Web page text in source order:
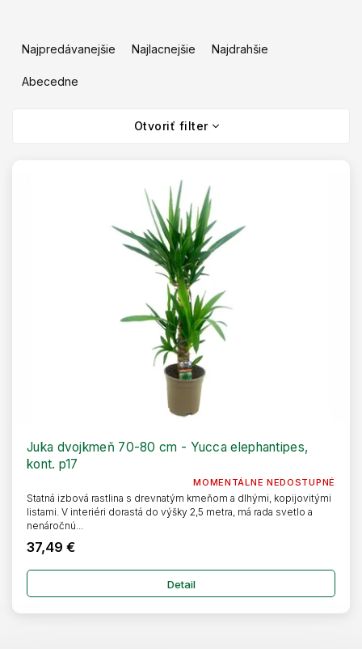
e
Najpredávanejšie Najlacnejšie Najdrahšie
Abecedne
Otvoriť filter
Juka dvojkmeň 70-80 cm - Yucca elephantipes,
kont. p17
MOMENTÁLNE NEDOSTUPNÉ
37,49 €
Detail
Statná izbová rastlina s drevnatým kmeňom a dlhými, kopijovitými
listami. V interiéri dorastá do výšky 2,5 metra, má rada svetlo a
nenáročnú...